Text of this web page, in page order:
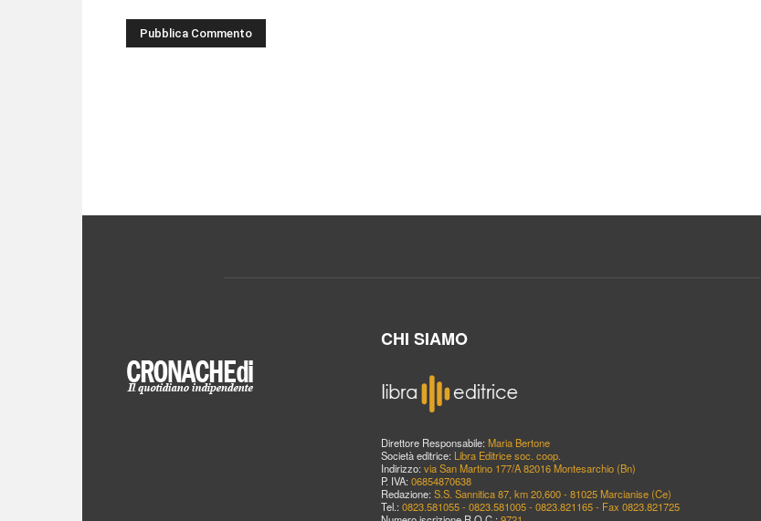
CHI SIAMO
Direttore Responsabile: Maria Bertone
Società editrice: Libra Editrice soc. coop.
Indirizzo: via San Martino 177/A 82016 Montesarchio (Bn)
P. IVA: 06854870638
Redazione: S.S. Sannitica 87, km 20,600 - 81025 Marcianise (Ce)
Tel.: 0823.581055 - 0823.581005 - 0823.821165 - Fax 0823.821725